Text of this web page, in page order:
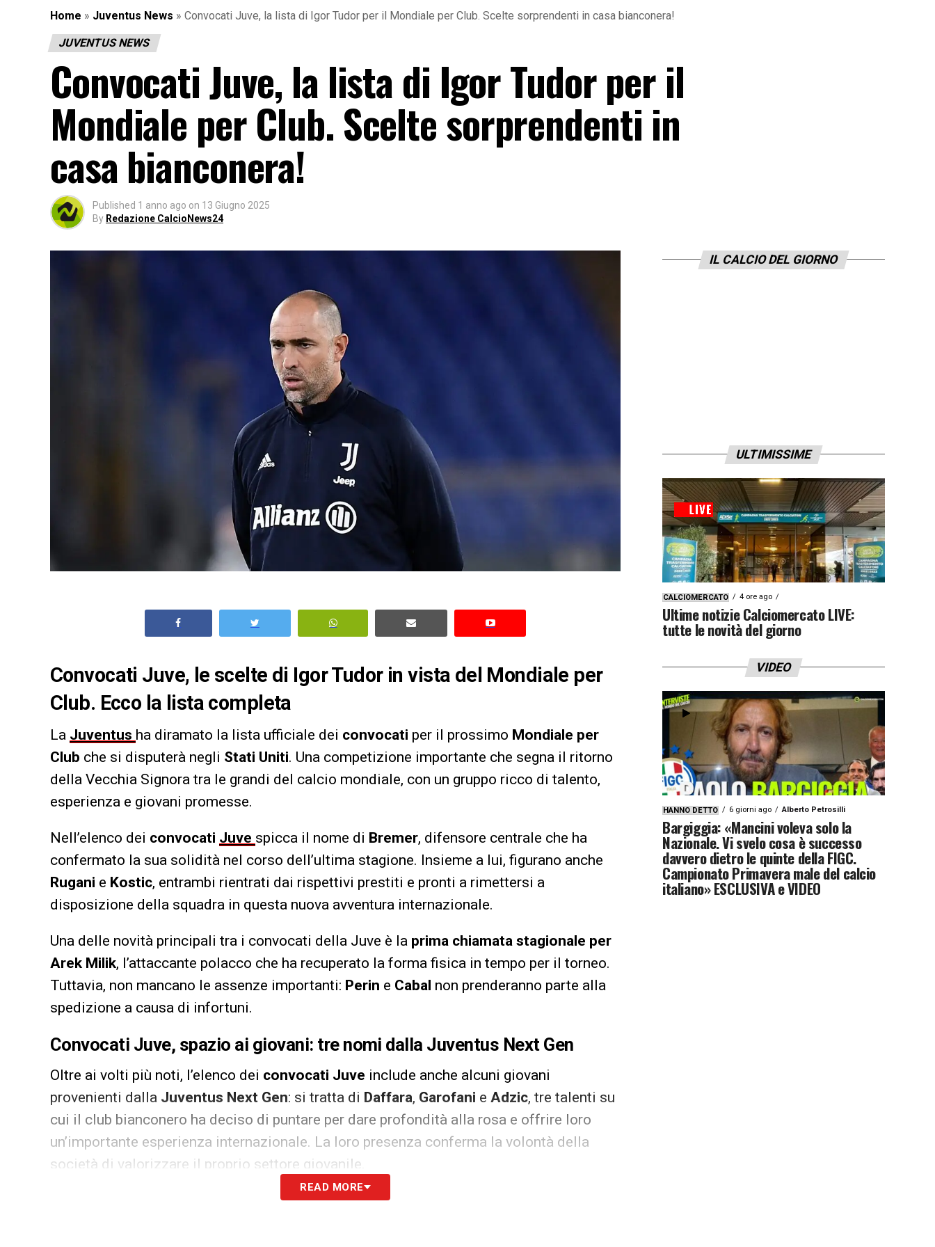
Home » Juventus News » Convocati Juve, la lista di Igor Tudor per il Mondiale per Club. Scelte sorprendenti in casa bianconera!
JUVENTUS NEWS
Convocati Juve, la lista di Igor Tudor per il
Mondiale per Club. Scelte sorprendenti in
casa bianconera!
Published 1 anno ago on 13 Giugno 2025
By Redazione CalcioNews24
Convocati Juve, le scelte di Igor Tudor in vista del Mondiale per
Club. Ecco la lista completa
La Juventus ha diramato la lista ufficiale dei convocati per il prossimo Mondiale per
Club che si disputerà negli Stati Uniti. Una competizione importante che segna il ritorno
della Vecchia Signora tra le grandi del calcio mondiale, con un gruppo ricco di talento,
esperienza e giovani promesse.
Nell’elenco dei convocati Juve spicca il nome di Bremer, difensore centrale che ha
confermato la sua solidità nel corso dell’ultima stagione. Insieme a lui, figurano anche
Rugani e Kostic, entrambi rientrati dai rispettivi prestiti e pronti a rimettersi a
disposizione della squadra in questa nuova avventura internazionale.
Una delle novità principali tra i convocati della Juve è la prima chiamata stagionale per
Arek Milik, l’attaccante polacco che ha recuperato la forma fisica in tempo per il torneo.
Tuttavia, non mancano le assenze importanti: Perin e Cabal non prenderanno parte alla
spedizione a causa di infortuni.
Convocati Juve, spazio ai giovani: tre nomi dalla Juventus Next Gen
Oltre ai volti più noti, l’elenco dei convocati Juve include anche alcuni giovani
provenienti dalla Juventus Next Gen: si tratta di Daffara, Garofani e Adzic, tre talenti su
cui il club bianconero ha deciso di puntare per dare profondità alla rosa e offrire loro
un’importante esperienza internazionale. La loro presenza conferma la volontà della
società di valorizzare il proprio settore giovanile.
Recuperi importanti e conferme di peso
READ MORE
IL CALCIO DEL GIORNO
ULTIMISSIME
CALCIOMERCATO 4 ore ago
Ultime notizie Calciomercato LIVE:
tutte le novità del giorno
VIDEO
HANNO DETTO 6 giorni ago Alberto Petrosilli
Bargiggia: «Mancini voleva solo la
Nazionale. Vi svelo cosa è successo
davvero dietro le quinte della FIGC.
Campionato Primavera male del calcio
italiano» ESCLUSIVA e VIDEO